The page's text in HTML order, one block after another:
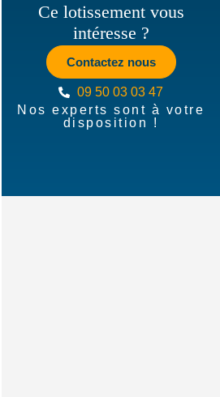
Ce lotissement vous
intéresse ?
Contactez nous
09 50 03 03 47
Nos experts sont à votre
disposition !